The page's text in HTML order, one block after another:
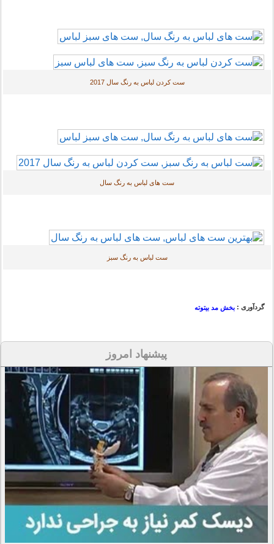
ست کردن لباس به رنگ سال 2017
ست های لباس به رنگ سال
ست لباس به رنگ سبز
گردآوری : بخش مد بیتوته
پیشنهاد امروز